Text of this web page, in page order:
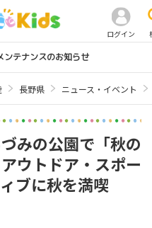
ログイン
テナンスのお知らせ
長野県 ニュース・イベント
みの公園で「秋の
ウトドア・スポー
ブに秋を満喫